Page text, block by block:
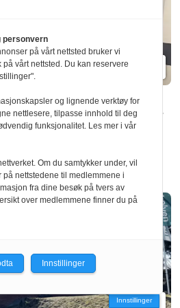
fjerner gift­
Innstillinger
personvern
på vårt nettsted bruker vi
vårt nettsted. Du kan reservere
og lignende verktøy for
nettlesere, tilpasse innhold til deg
funksjonalitet. Les mer i vår
Om du samtykker under, vil
nettstedene til medlemmene i
fra dine besøk på tvers av
over medlemmene finner du på
Innstillinger